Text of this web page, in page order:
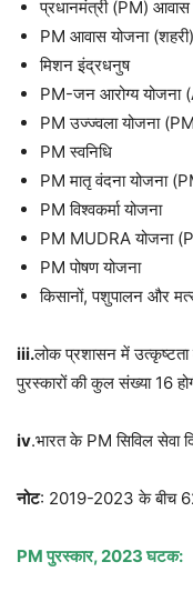
प्रधानमंत्री (PM) आवास
PM आवास योजना (शहरी)
मिशन इंद्रधनुष
PM-जन आरोग्य योजना
PM उज्ज्वला योजना
PM स्वनिधि
PM मातृ वंदना योजना
PM विश्वकर्मा योजना
PM MUDRA योजना
PM पोषण योजना
किसानों, पशुपालन और
iii.लोक प्रशासन में
पुरस्कारों की कुल संख्या 16
iv.भारत के PM सिविल सेवा
नोट: 2019-2023 के बीच
PMपुरस्कार, 2023घटक: